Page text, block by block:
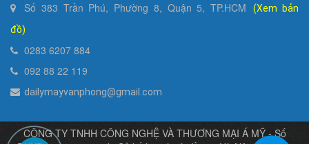
Số 383 Trần Phú, Phường 8, Quận 5, TP.HCM
(Xem bản
đồ)
0283 6207 884
092 88 22 119
dailymayvanphong@gmail.com
CÔNG TY TNHH CÔNG NGHỆ VÀ THƯƠNG MẠI Á MỸ - Số